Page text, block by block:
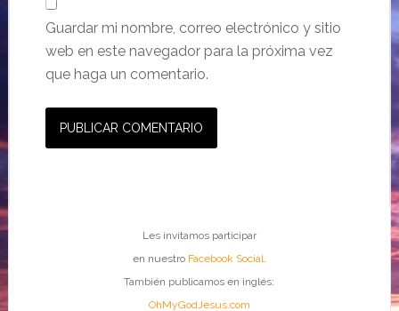
Guardar mi nombre, correo electrónico y sitio
web en este navegador para la próxima vez
que haga un comentario.
Les invitamos participar
en nuestro Facebook Social.
También publicamos en inglés:
OhMyGodJesus.com